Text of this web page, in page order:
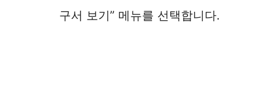
구서 보기” 메뉴를 선택합니다.